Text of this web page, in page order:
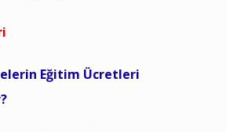
Eğitim Ücretleri